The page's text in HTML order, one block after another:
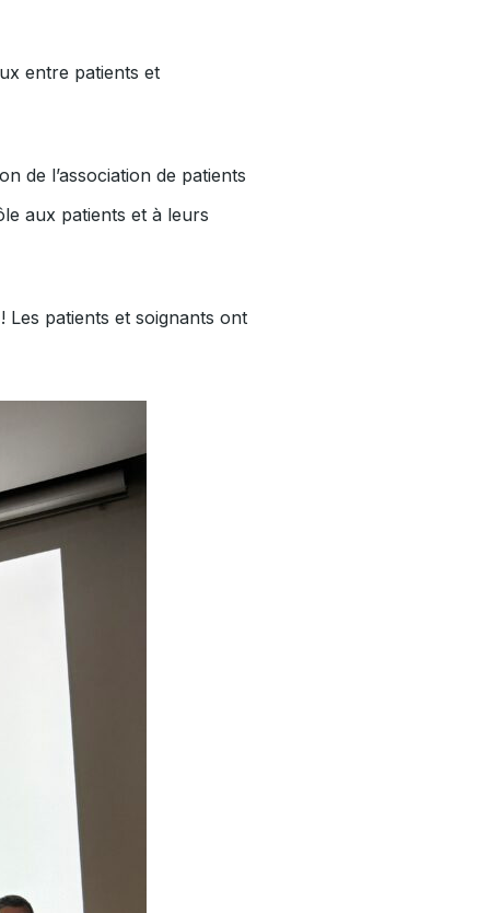
entre patients et
de l’association de patients
aux patients et à leurs
Les patients et soignants ont